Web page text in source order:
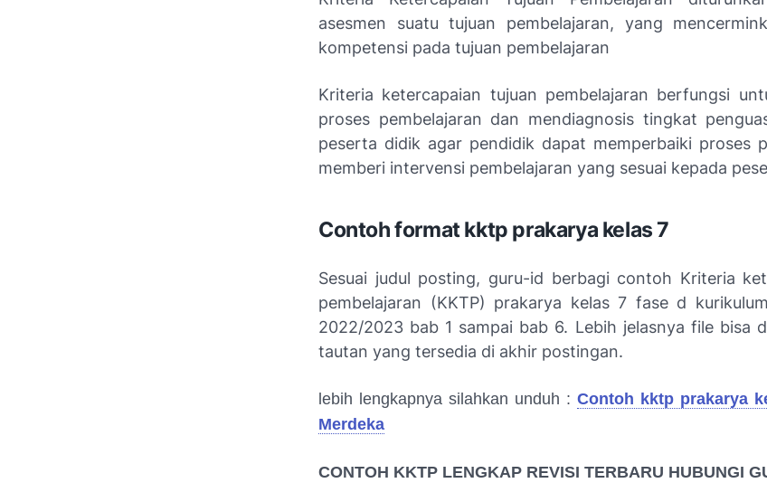
asesmen suatu tujuan pembelajaran, yang
kompetensi pada tujuan pembelajaran
Kriteria ketercapaian tujuan pembelajaran berfungsi
proses pembelajaran dan mendiagnosis tingkat
peserta didik agar pendidik dapat memperbaiki proses
memberi intervensi pembelajaran yang sesuai kepada
Contoh format kktp prakarya kelas 7
Sesuai judul posting, guru-id berbagi contoh Kriteria
pembelajaran (KKTP) prakarya kelas 7 fase d
2022/2023 bab 1 sampai bab 6. Lebih jelasnya file bisa
tautan yang tersedia di akhir postingan.
lebih lengkapnya silahkan unduh : Contoh kktp prakarya
Merdeka
CONTOH KKTP LENGKAP REVISI TERBARU HUBUNGI